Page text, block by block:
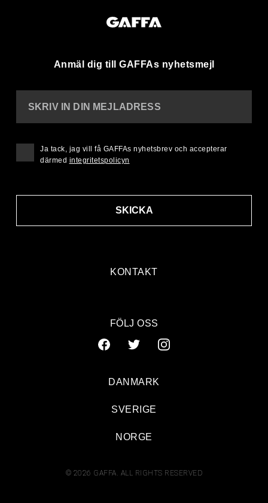
Anmäl dig till GAFFAs nyhetsmejl
KONTAKT
SKRIV IN DIN MEJLADRESS
SKICKA
Ja tack, jag vill få GAFFAs nyhetsbrev och accepterar
därmed integritetspolicyn
FÖLJ OSS
© 2026 GAFFA. ALL RIGHTS RESERVED
DANMARK
SVERIGE
NORGE